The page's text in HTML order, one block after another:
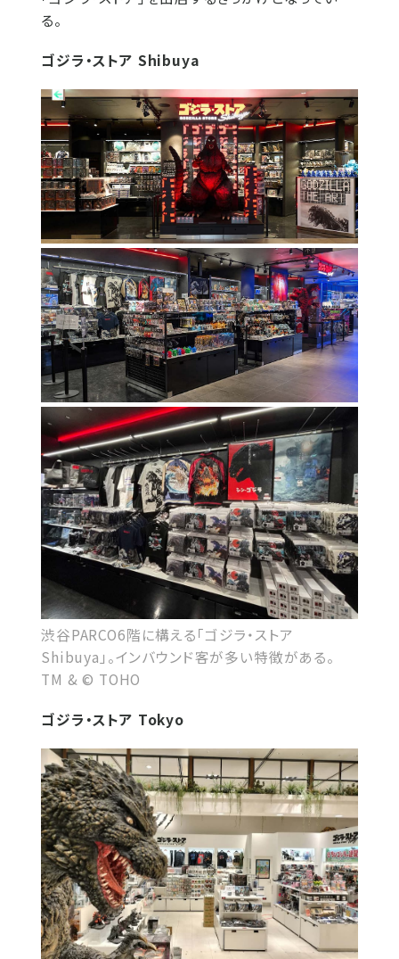
る。
ゴジラ・ストア Shibuya
渋谷PARCO6階に構える「ゴジラ・ストア
Shibuya」。インバウンド客が多い特徴がある。
TM & © TOHO
ゴジラ・ストア Tokyo